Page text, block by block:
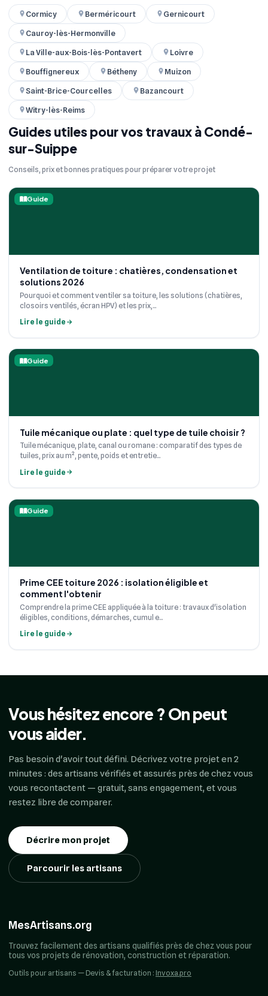
Cormicy Berméricourt
Gernicourt
Cauroy-lès-Hermonville
La Ville-aux-Bois-lès-Pontavert
Loivre
Bouffignereux
Bétheny
Muizon
Saint-Brice-Courcelles
Bazancourt
Witry-lès-Reims
Guides utiles pour vos travaux à Condé-
sur-Suippe
Conseils, prix et bonnes pratiques pour préparer votre projet
Guide
Ventilation de toiture : chatières, condensation et
solutions 2026
Pourquoi et comment ventiler sa toiture, les solutions (chatières,
closoirs ventilés, écran HPV) et les prix,...
Lire le guide
Guide
Tuile mécanique ou plate : quel type de tuile choisir ?
Tuile mécanique, plate, canal ou romane : comparatif des types de
tuiles, prix au m², pente, poids et entretie...
Lire le guide
Guide
Prime CEE toiture 2026 : isolation éligible et
comment l'obtenir
Comprendre la prime CEE appliquée à la toiture : travaux d'isolation
éligibles, conditions, démarches, cumul e...
Lire le guide
Vous hésitez encore ? On peut
vous aider.
Pas besoin d'avoir tout défini. Décrivez votre projet en 2
minutes : des artisans vérifiés et assurés près de chez vous
vous recontactent — gratuit, sans engagement, et vous
restez libre de comparer.
Décrire mon projet
Parcourir les artisans
MesArtisans.org
Trouvez facilement des artisans qualifiés près de chez vous pour
tous vos projets de rénovation, construction et réparation.
Outils pour artisans — Devis & facturation : Invoxa.pro